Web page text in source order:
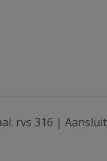
rvs 316 |